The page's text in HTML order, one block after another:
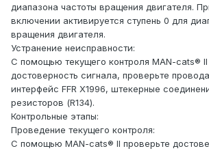
диапазона частоты вращения двигателя.
включении активируется ступень 0 для
вращения двигателя.
Устранение неисправности:
С помощью текущего контроля MAN-cats® II
достоверность сигнала, проверьте
интерфейс FFR X1996, штекерные
резисторов (R134).
Контрольные этапы:
Проведение текущего контроля:
С помощью MAN-cats® II проверьте